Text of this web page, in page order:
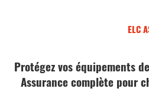
ELC
Protégez vos équipements
Assurance complète pour